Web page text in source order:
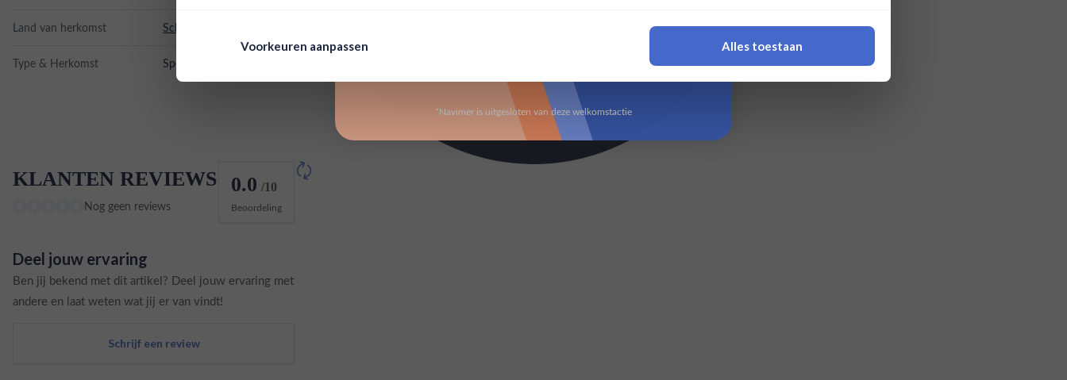
Land van herkomst Schotland
Type & Herkomst Speyside
KLANTEN REVIEWS
Nog geen reviews
0.0 /10
Beoordeling
Deel jouw ervaring
Ben jij bekend met dit artikel? Deel jouw ervaring met
andere en laat weten wat jij er van vindt!
Schrijf een review
Voorkeuren aanpassen Alles toestaan
*Navimer is uitgesloten van deze welkomstactie